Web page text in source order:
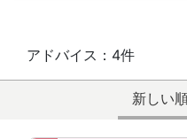
アドバイス：4件
新しい